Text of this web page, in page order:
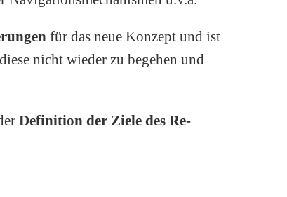
für das neue Konzept und ist
nicht wieder zu begehen und
Definition der Ziele des Re-